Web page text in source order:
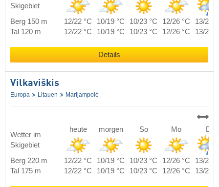
Skigebiet
Berg 150 m 12/22 °C 10/19 °C 10/23 °C 12/26 °C
13/21
Tal 120 m
12/22 °C 10/19 °C 10/23 °C 12/26 °C 13/21
Details
Vilkaviškis
Europa Litauen Marijampolė
Wetter im
Skigebiet
heute morgen So Mo Di
Berg 220 m 12/22 °C 10/19 °C 10/23 °C 12/26 °C
13/21
Tal 175 m
12/22 °C 10/19 °C 10/23 °C 12/26 °C 13/21